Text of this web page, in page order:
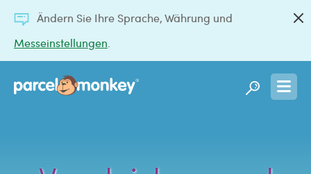
Ändern Sie Ihre Sprache, Währung und
Messeinstellungen